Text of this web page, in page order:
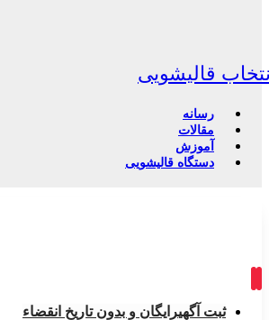
قالیشویی
رسانه
مقالات
آموزش
دستگاه قالیشویی
ثبت آگهیرایگان و بدون تاریخ انقضاء